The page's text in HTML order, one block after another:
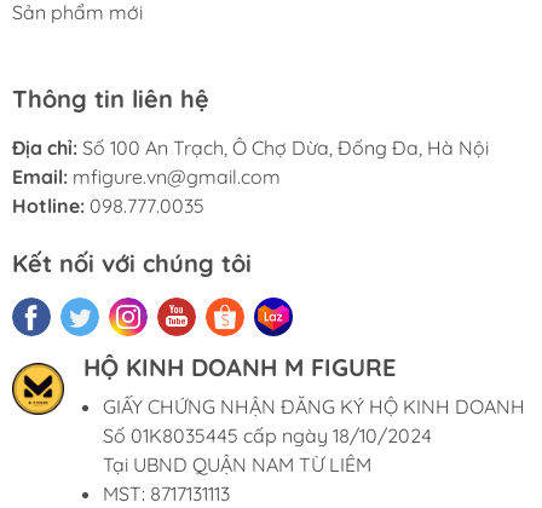
Sản phẩm mới
Thông tin liên hệ
Địa chỉ: Số 100 An Trạch, Ô Chợ Dừa, Đống Đa, Hà Nội
Email: mfigure.vn@gmail.com
Hotline: 098.777.0035
Kết nối với chúng tôi
HỘ KINH DOANH M FIGURE
GIẤY CHỨNG NHẬN ĐĂNG KÝ HỘ KINH DOANH
Số 01K8035445 cấp ngày 18/10/2024
Tại UBND QUẬN NAM TỪ LIÊM
MST: 8717131113